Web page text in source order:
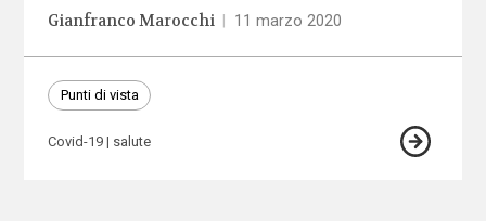
Gianfranco Marocchi 11 marzo 2020
Punti di vista
Covid-19 salute